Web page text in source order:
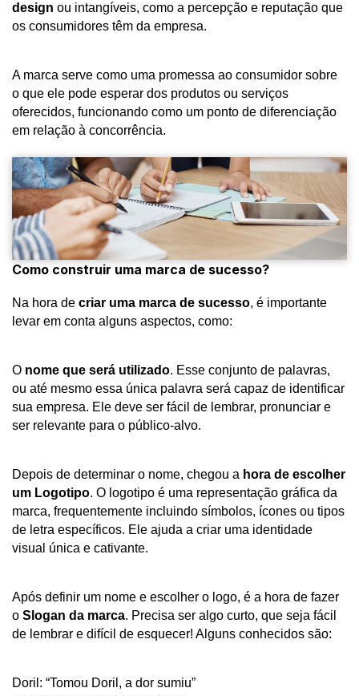
design ou intangíveis, como a percepção e reputação que
os consumidores têm da empresa.
A marca serve como uma promessa ao consumidor sobre
o que ele pode esperar dos produtos ou serviços
oferecidos, funcionando como um ponto de diferenciação
em relação à concorrência.
Como construir uma marca de sucesso?
Na hora de criar uma marca de sucesso, é importante
levar em conta alguns aspectos, como:
O nome que será utilizado. Esse conjunto de palavras,
ou até mesmo essa única palavra será capaz de identificar
sua empresa. Ele deve ser fácil de lembrar, pronunciar e
ser relevante para o público-alvo.
Depois de determinar o nome, chegou a hora de escolher
um Logotipo. O logotipo é uma representação gráfica da
marca, frequentemente incluindo símbolos, ícones ou tipos
de letra específicos. Ele ajuda a criar uma identidade
visual única e cativante.
Após definir um nome e escolher o logo, é a hora de fazer
o Slogan da marca. Precisa ser algo curto, que seja fácil
de lembrar e difícil de esquecer! Alguns conhecidos são:
Doril: “Tomou Doril, a dor sumiu”